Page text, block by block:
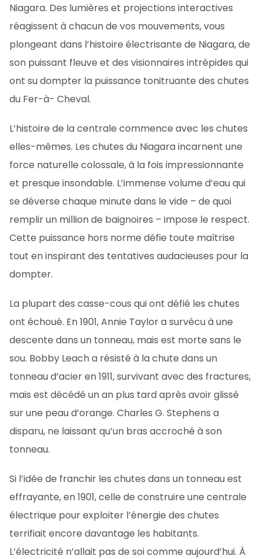
Niagara. Des lumières et projections interactives
réagissent à chacun de vos mouvements, vous
plongeant dans l’histoire électrisante de Niagara, de
son puissant fleuve et des visionnaires intrépides qui
ont su dompter la puissance tonitruante des chutes
du Fer-à- Cheval.
L’histoire de la centrale commence avec les chutes
elles-mêmes. Les chutes du Niagara incarnent une
force naturelle colossale, à la fois impressionnante
et presque insondable. L’immense volume d’eau qui
se déverse chaque minute dans le vide – de quoi
remplir un million de baignoires – impose le respect.
Cette puissance hors norme défie toute maîtrise
tout en inspirant des tentatives audacieuses pour la
dompter.
La plupart des casse-cous qui ont défié les chutes
ont échoué. En 1901, Annie Taylor a survécu à une
descente dans un tonneau, mais est morte sans le
sou. Bobby Leach a résisté à la chute dans un
tonneau d’acier en 1911, survivant avec des fractures,
mais est décédé un an plus tard après avoir glissé
sur une peau d’orange. Charles G. Stephens a
disparu, ne laissant qu’un bras accroché à son
tonneau.
Si l’idée de franchir les chutes dans un tonneau est
effrayante, en 1901, celle de construire une centrale
électrique pour exploiter l’énergie des chutes
terrifiait encore davantage les habitants.
L’électricité n’allait pas de soi comme aujourd’hui. À